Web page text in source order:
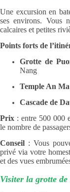
Une excursion en
ses environs. Vous
calcaires et petites
Points forts de
Grotte de
Nang
Temple An Ma
Cascade de
Prix : entre 500 000
le nombre de
Conseil : Vous
privé via votre
et des vues
Visiter la grotte de